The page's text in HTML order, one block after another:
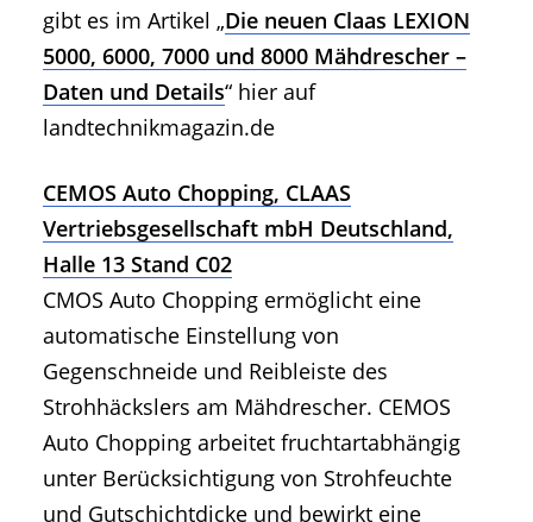
gibt es im Artikel „Die neuen Claas LEXION
5000, 6000, 7000 und 8000 Mähdrescher –
Daten und Details“ hier auf
landtechnikmagazin.de
CEMOS Auto Chopping, CLAAS
Vertriebsgesellschaft mbH Deutschland,
Halle 13 Stand C02
CMOS Auto Chopping ermöglicht eine
automatische Einstellung von
Gegenschneide und Reibleiste des
Strohhäckslers am Mähdrescher. CEMOS
Auto Chopping arbeitet fruchtartabhängig
unter Berücksichtigung von Strohfeuchte
und Gutschichtdicke und bewirkt eine